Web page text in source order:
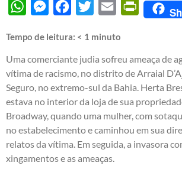
WhatsAppMessengerFacebook
Twitter Email
Tempo de leitura: < 1 minuto
Uma comerciante judia sofreu ameaça de
vítima de racismo, no distrito de Arraial
Seguro, no extremo-sul da Bahia. Herta
estava no interior da loja de sua
Broadway, quando uma mulher, com
no estabelecimento e caminhou em sua
relatos da vítima. Em seguida, a invasora
xingamentos e as ameaças.